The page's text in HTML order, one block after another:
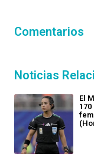
Comentarios
Noticias
El